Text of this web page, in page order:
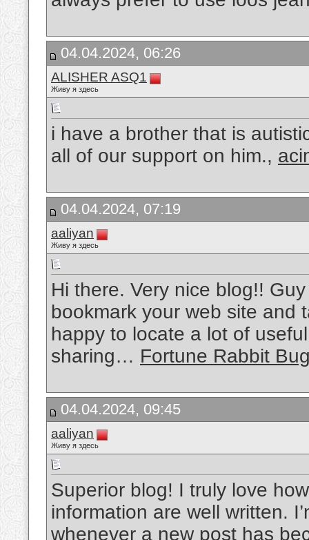
04.04.2024, 06:26
ALISHER ASQ1
Живу я здесь
i have a brother that is
all of our support on him.,
04.04.2024, 07:19
aaliyan
Живу я здесь
Hi there. Very nice blog!!
bookmark your web site
happy to locate a lot of
sharing… Fortune Rabbit
04.04.2024, 09:45
aaliyan
Живу я здесь
Superior blog! I truly love
information are well written.
whenever a new post has